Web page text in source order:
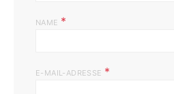
NAME *
E-MAIL-ADRESSE *